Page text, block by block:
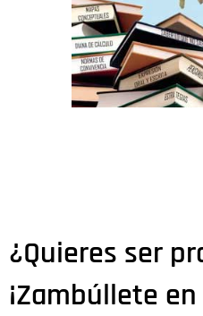
¿Quieres ser
¡Zambúllete